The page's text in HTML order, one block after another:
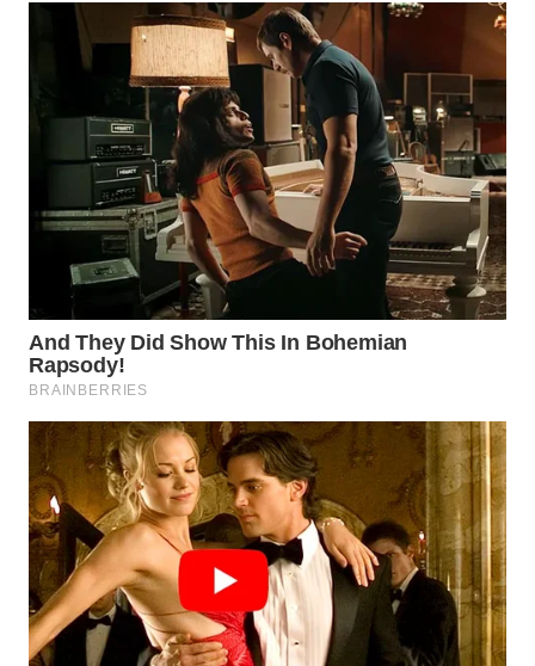
WAHANANEWS
WAHANANEWS
NET
WAHANA
SPORT
WAHANA
UMKM
WAHANA
SELEB
WAHANA
PERSONA
WAHANA
OTOMOTIF